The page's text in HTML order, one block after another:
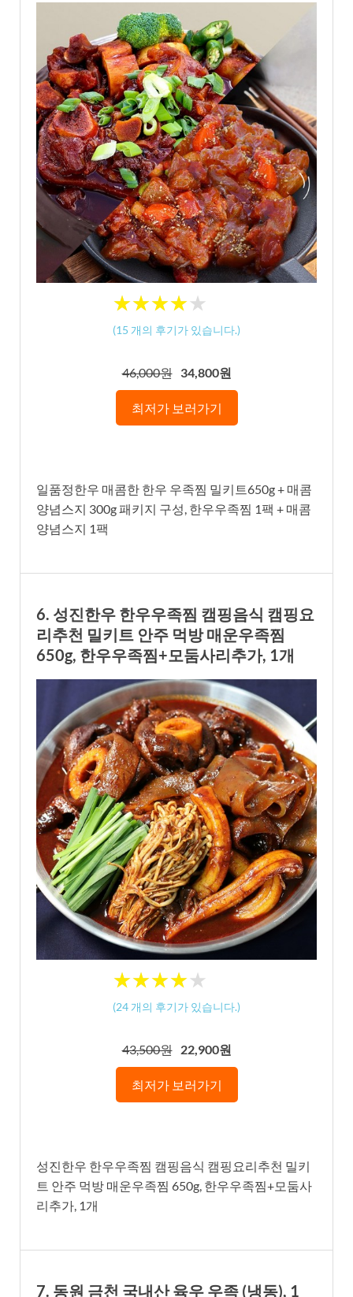
★★★★★
★★★★★
(15 개의 후기가 있습니다.)
46,000원 34,800원
최저가 보러가기
일품정한우 매콤한 한우 우족찜 밀키트650g + 매콤
양념스지 300g 패키지 구성, 한우우족찜 1팩 + 매콤
양념스지 1팩
6. 성진한우 한우우족찜 캠핑음식 캠핑요
리추천 밀키트 안주 먹방 매운우족찜
650g, 한우우족찜+모둠사리추가, 1개
★★★★★
★★★★★
(24 개의 후기가 있습니다.)
43,500원 22,900원
최저가 보러가기
성진한우 한우우족찜 캠핑음식 캠핑요리추천 밀키
트 안주 먹방 매운우족찜 650g, 한우우족찜+모둠사
리추가, 1개
7. 동원 금천 국내산 육우 우족 (냉동), 1